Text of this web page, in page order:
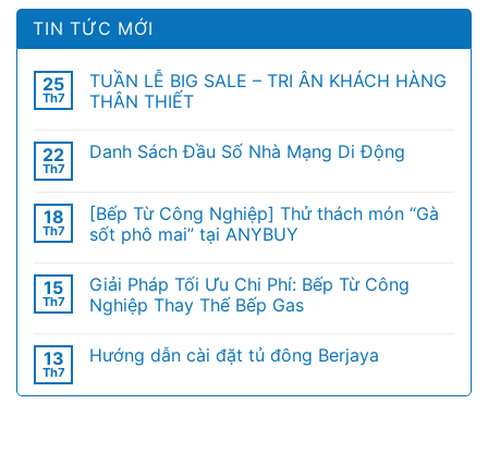
TIN TỨC MỚI
25
Th7
TUẦN LỄ BIG SALE – TRI ÂN KHÁCH HÀNG
THÂN THIẾT
22
Th7
Danh Sách Đầu Số Nhà Mạng Di Động
18
Th7
[Bếp Từ Công Nghiệp] Thử thách món “Gà
sốt phô mai” tại ANYBUY
15
Th7
Giải Pháp Tối Ưu Chi Phí: Bếp Từ Công
Nghiệp Thay Thế Bếp Gas
13
Th7
Hướng dẫn cài đặt tủ đông Berjaya